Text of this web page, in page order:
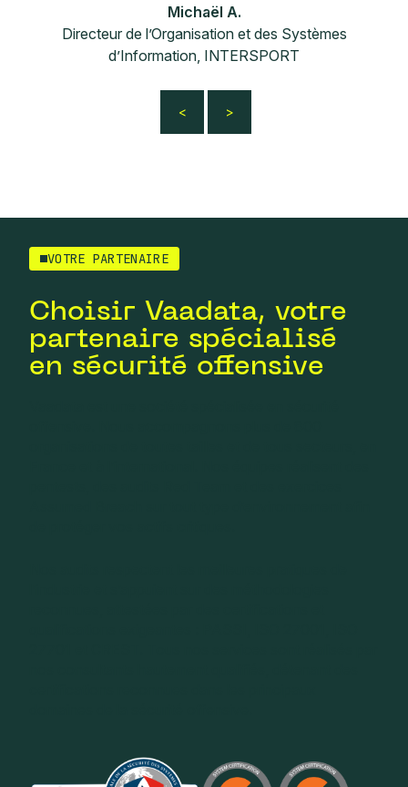
Michaël A.
Directeur de l’Organisation et des Systèmes
d’Information, INTERSPORT
VOTRE PARTENAIRE
Choisir Vaadata, votre
partenaire spécialisé
en sécurité offensive